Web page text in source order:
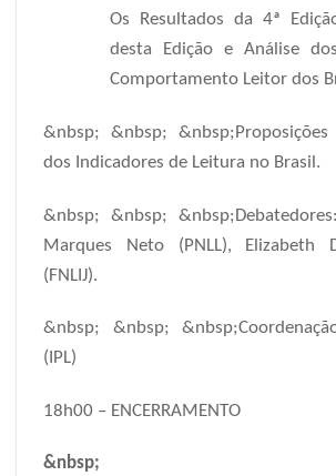
Os Resultados da 4ª
desta Edição e Análise
Comportamento Leitor dos
&nbsp; &nbsp;
dos Indicadores de Leitura no Brasil.
&nbsp; &nbsp;
Marques Neto (PNLL), Elizabeth
(FNLIJ).
&nbsp; &nbsp;
(IPL)
18h00 – ENCERRAMENTO
&nbsp;